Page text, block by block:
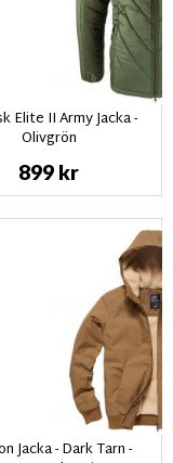
Elite II Army Jacka -
Olivgrön
899 kr
Jacka - Dark Tarn -